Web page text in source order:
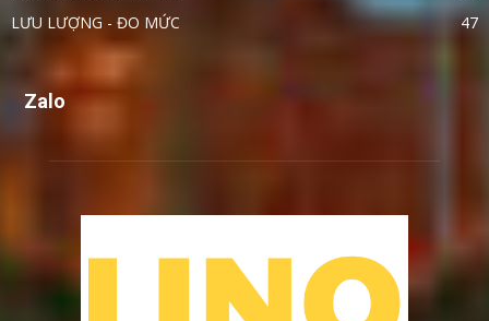
LƯU LƯỢNG - ĐO MỨC
47
Zalo